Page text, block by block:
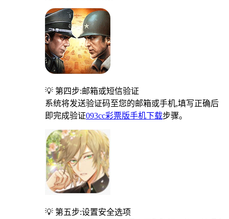
💡 第四步:邮箱或短信验证
系统将发送验证码至您的邮箱或手机,填写正确后
即完成验证093cc彩票版手机下载步骤。
💡 第五步:设置安全选项